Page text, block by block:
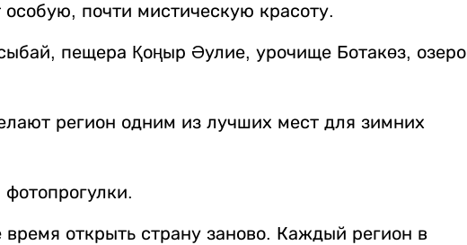
почти мистическую красоту.
пещера Қоңыр Әулие, урочище Ботакөз, озеро
регион одним из лучших мест для зимних
открыть страну заново. Каждый регион в